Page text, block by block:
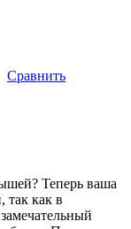
Сравнить
Теперь ваша
так как в